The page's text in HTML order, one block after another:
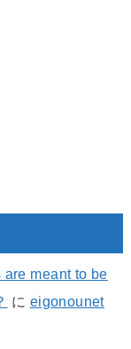
meant to be
に eigonounet